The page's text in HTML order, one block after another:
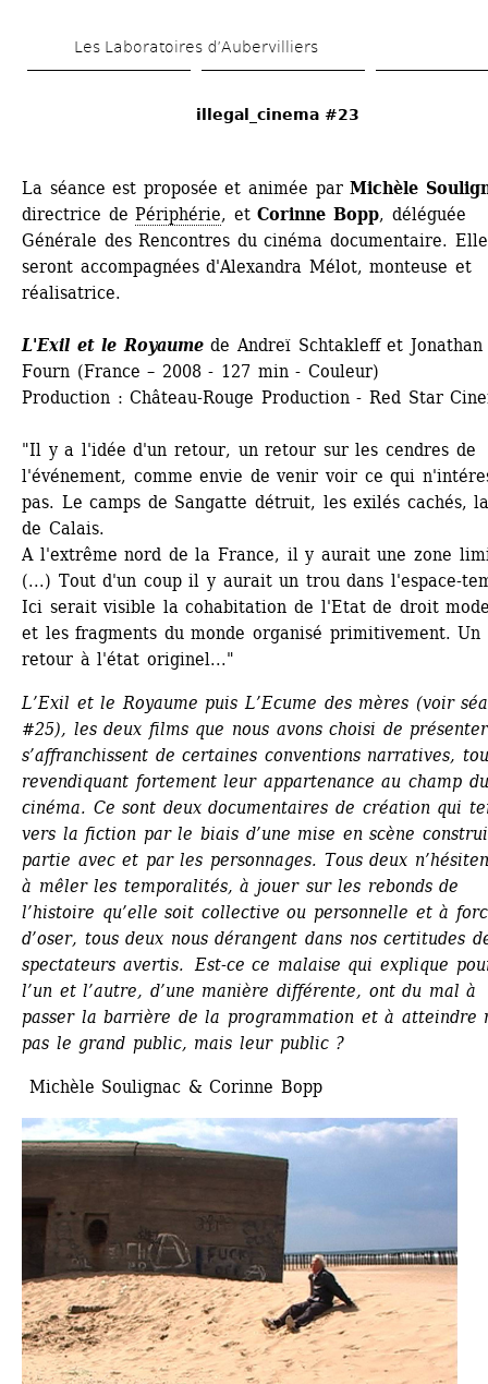
au
principal
Les Laboratoires d’Aubervilliers
illegal_cinema #23
La séance est proposée et animée par Michèle
directrice de Périphérie, et Corinne Bopp, déléguée
Générale des Rencontres du cinéma documentaire.
seront accompagnées d'Alexandra Mélot, monteuse et
réalisatrice.
L'Exil et le Royaumede Andreï Schtakleff et Jonathan
Fourn (France – 2008 - 127 min - Couleur)
Production : Château-Rouge Production - Red Star
"Il y a l'idée d'un retour, un retour sur les cendres de
l'événement, comme envie de venir voir ce qui
pas. Le camps de Sangatte détruit, les exilés cachés,
de Calais.
A l'extrême nord de la France, il y aurait une zone
(...) Tout d'un coup il y aurait un trou dans l'espace-
Ici serait visible la cohabitation de l'Etat de droit
et les fragments du monde organisé primitivement. Un
retour à l'état originel..."
L’Exil et le Royaume puis L’Ecume des mères (voir
#25), les deux films que nous avons choisi de
s’affranchissent de certaines conventions narratives,
revendiquant fortement leur appartenance au champ du
cinéma. Ce sont deux documentaires de création qui
vers la fiction par le biais d’une mise en scène
partie avec et par les personnages. Tous deux
à mêler les temporalités, à jouer sur les rebonds de
l’histoire qu’elle soit collective ou personnelle et à
d’oser, tous deux nous dérangent dans nos certitudes
spectateurs avertis. Est-ce ce malaise qui explique
l’un et l’autre, d’une manière différente, ont du mal à
passer la barrière de la programmation et à atteindre
pas le grand public, mais leur public ?
Michèle Soulignac & Corinne Bopp